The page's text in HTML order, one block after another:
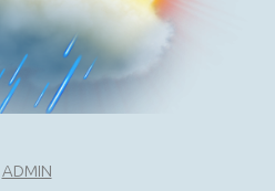
ADMIN